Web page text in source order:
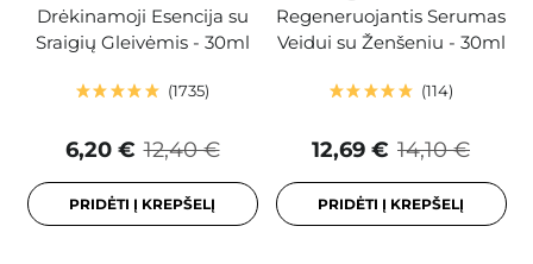
Drėkinamoji Esencija su
Sraigių Gleivėmis - 30ml
1735
12,40 €
6,20 €
PRIDĖTI Į KREPŠELĮ
Regeneruojantis Serumas
Veidui su Ženšeniu - 30ml
114
14,10 €
12,69 €
PRIDĖTI Į KREPŠELĮ